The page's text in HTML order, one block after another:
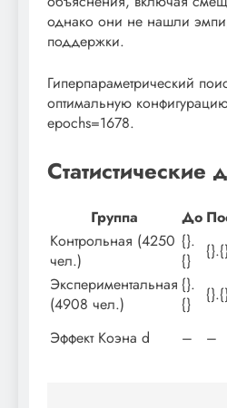
однако они не нашли
поддержки.
Гиперпараметрический
оптимальную
epochs=1678.
Статистические
Группа До
Контрольная (4250
чел.)
{}.
{}
Экспериментальная
(4908 чел.)
{}.
{}
Эффект Коэна d – –